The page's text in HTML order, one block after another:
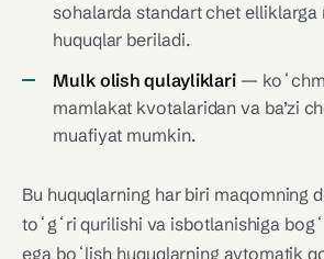
sohalarda standart chet elliklarga
huquqlar beriladi.
Mulk olish qulayliklari —
mamlakat kvotalaridan va ba’zi
muafiyat mumkin.
Bu huquqlarning har biri maqomning
toʻgʻri qurilishi va isbotlanishiga
ega boʻlish huquqlarning avtomatik